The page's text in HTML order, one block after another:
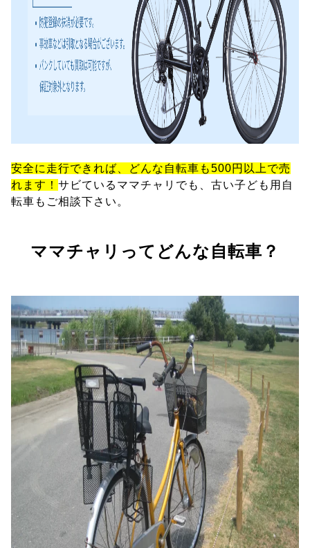
安全に走行できれば、どんな自転車も500円以上で売
れます！ サビているママチャリでも、古い子ども用自
転車もご相談下さい。
ママチャリってどんな自転車？